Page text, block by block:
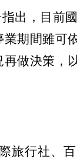
出，目前
期間雖可
做決策，
旅行社、